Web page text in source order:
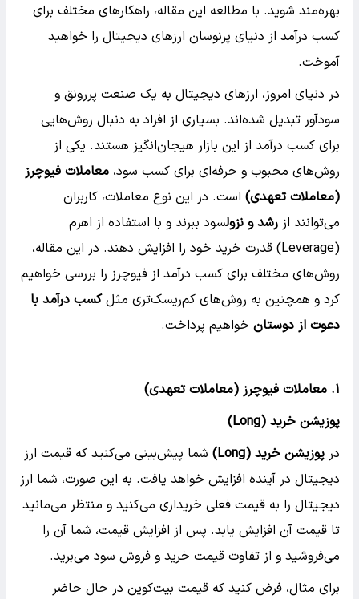
بهره‌مند شوید. با مطالعه این مقاله، راهکارهای مختلف برای
کسب درآمد از دنیای پرنوسان ارزهای دیجیتال را خواهید
آموخت.
در دنیای امروز، ارزهای دیجیتال به یک صنعت پررونق و
سودآور تبدیل شده‌اند. بسیاری از افراد به دنبال روش‌هایی
برای کسب درآمد از این بازار هیجان‌انگیز هستند. یکی از
روش‌های محبوب و حرفه‌ای برای کسب سود، معاملات فیوچرز
(معاملات تعهدی) است. در این نوع معاملات، کاربران
می‌توانند از رشد و نزولسود ببرند و با استفاده از اهرم
(Leverage) قدرت خرید خود را افزایش دهند. در این مقاله،
روش‌های مختلف برای کسب درآمد از فیوچرز را بررسی خواهیم
کرد و همچنین به روش‌های کم‌ریسک‌تری مثلکسب درآمد با
دعوت از دوستان خواهیم پرداخت.
۱. معاملات فیوچرز (معاملات تعهدی)
پوزیشن خرید (Long)
در پوزیشن خرید (Long)
شما پیش‌بینی می‌کنید که قیمت ارز
دیجیتال در آینده افزایش خواهد یافت. به این صورت، شما ارز
دیجیتال را به قیمت فعلی خریداری می‌کنید و منتظر می‌مانید
تا قیمت آن افزایش یابد. پس از افزایش قیمت، شما آن را
می‌فروشید و از تفاوت قیمت خرید و فروش سود می‌برید.
برای مثال، فرض کنید که قیمت بیت‌کوین در حال حاضر